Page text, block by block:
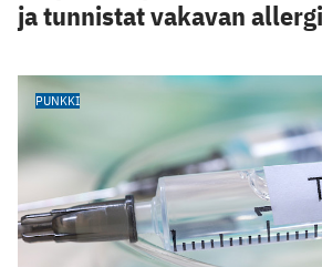
ja tunnistat vakavan
PUNKKI